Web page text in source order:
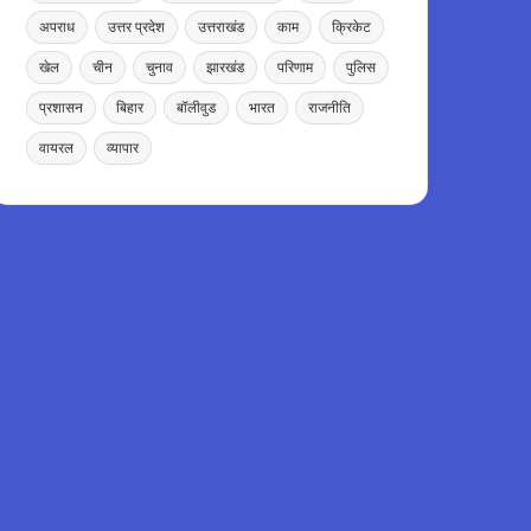
अपराध उत्तर प्रदेश उत्तराखंड काम क्रिकेट
खेल चीन चुनाव झारखंड परिणाम पुलिस
प्रशासन बिहार बॉलीवुड भारत राजनीति
वायरल व्यापार